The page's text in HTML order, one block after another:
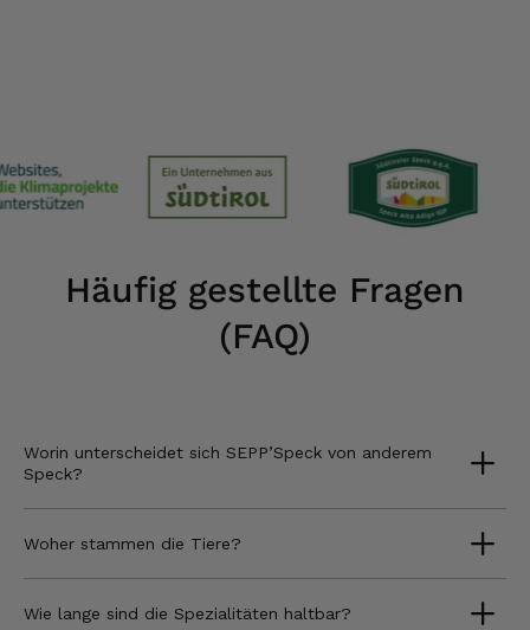
Häufig gestellte Fragen
(FAQ)
Worin unterscheidet sich SEPP’Speck von anderem
Speck?
Woher stammen die Tiere?
Wie lange sind die Spezialitäten haltbar?